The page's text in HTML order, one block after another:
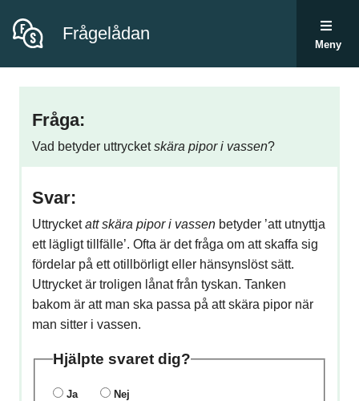
Frågelådan
Meny
Fråga:
Vad betyder uttrycketskära pipor i vassen?
Svar:
Uttrycketatt skära pipor i vassenbetyder ’att utnyttja
ett lägligt tillfälle’. Ofta är det fråga om att skaffa sig
fördelar på ett otillbörligt eller hänsynslöst sätt.
Uttrycket är troligen lånat från tyskan. Tanken
bakom är att man ska passa på att skära pipor när
man sitter i vassen.
Hjälpte svaret dig?
Ja Nej